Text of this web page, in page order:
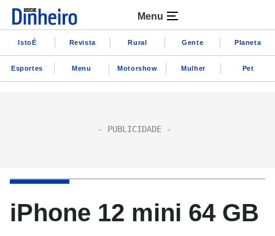
Menu
IstoÉ Revista Rural Gente Planeta
Esportes Menu Motorshow Mulher Pet
iPhone 12 mini 64 GB